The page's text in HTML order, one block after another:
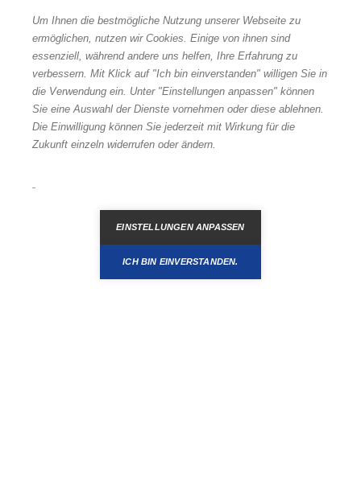
Inhaber dieses Unternehmens? Melden
Um Ihnen die bestmögliche Nutzung unserer Webseite zu
ermöglichen, nutzen wir Cookies. Einige von ihnen sind
essenziell, während andere uns helfen, Ihre Erfahrung zu
verbessern. Mit Klick auf "Ich bin einverstanden" willigen Sie in
die Verwendung ein. Unter "Einstellungen anpassen" können
Sie eine Auswahl der Dienste vornehmen oder diese ablehnen.
Die Einwilligung können Sie jederzeit mit Wirkung für die
Zukunft einzeln widerrufen oder ändern.
EINSTELLUNGEN ANPASSEN
ICH BIN EINVERSTANDEN.